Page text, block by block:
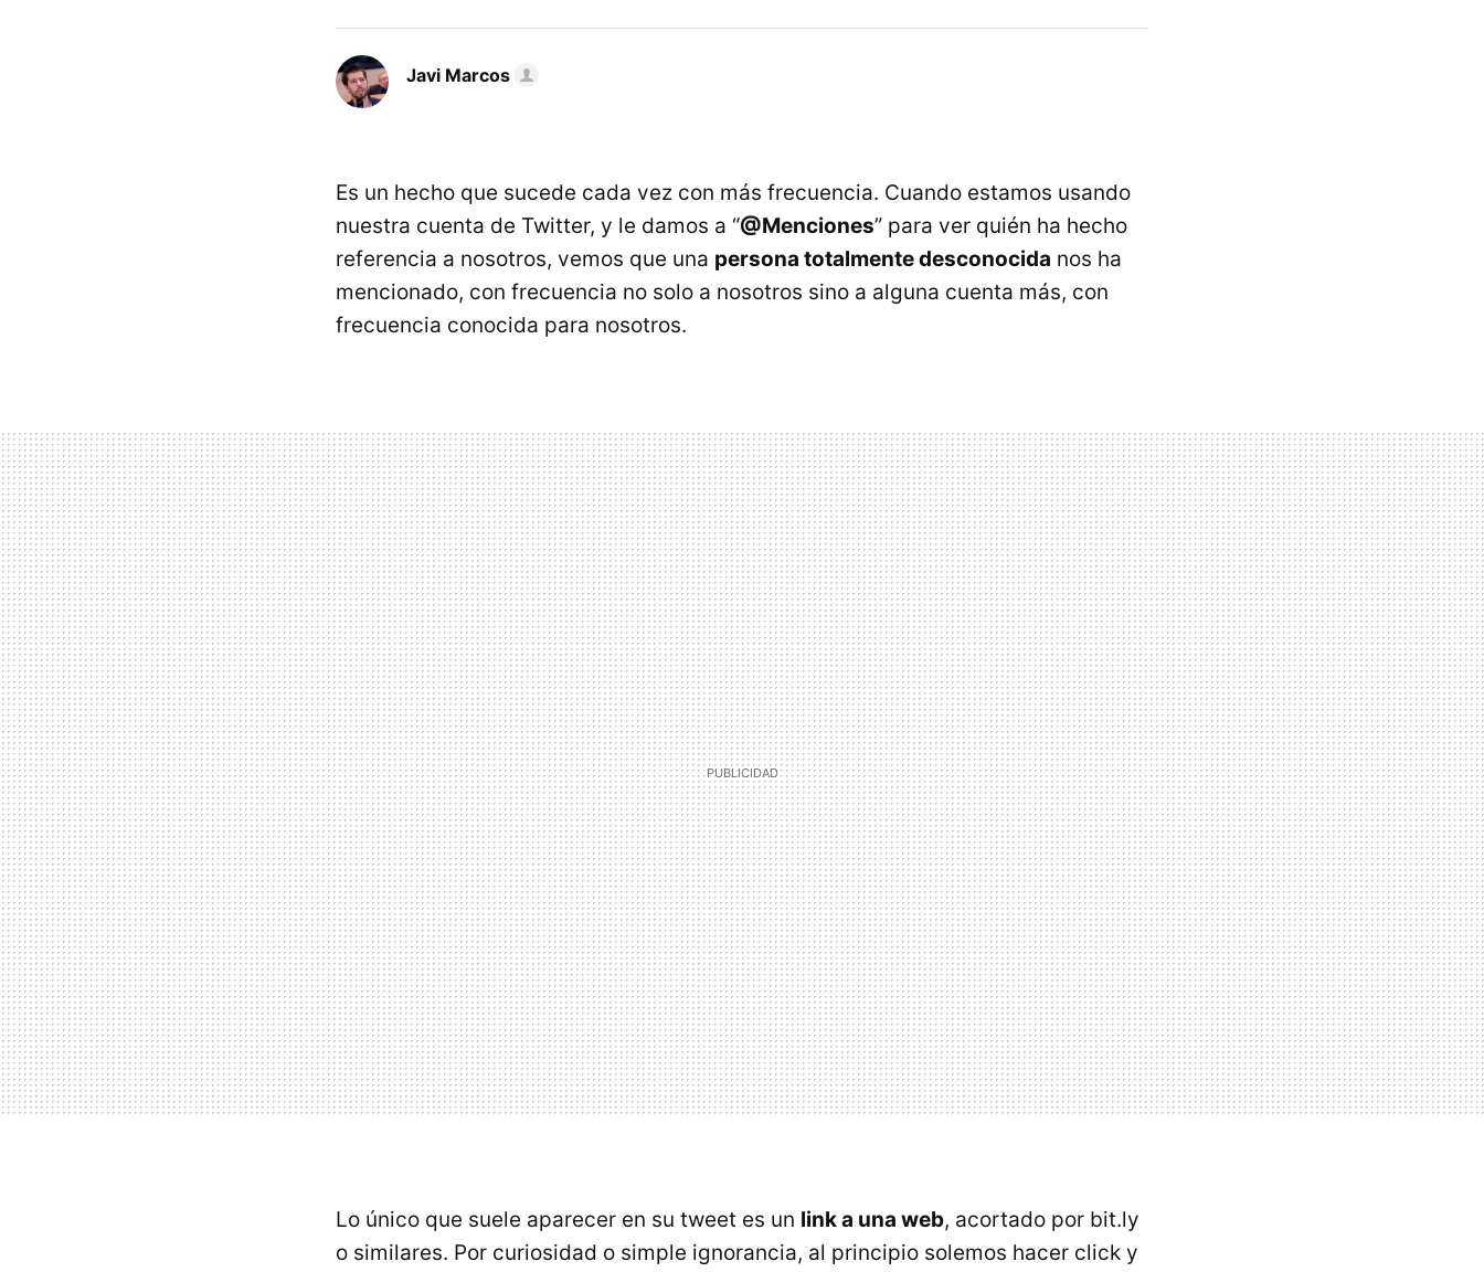
Javi Marcos
Es un hecho que sucede cada vez con más frecuencia. Cuando estamos usando
nuestra cuenta de Twitter, y le damos a “@Menciones” para ver quién ha hecho
referencia a nosotros, vemos que una persona totalmente desconocida nos ha
mencionado, con frecuencia no solo a nosotros sino a alguna cuenta más, con
frecuencia conocida para nosotros.
Lo único que suele aparecer en su tweet es un link a una web, acortado por bit.ly
o similares. Por curiosidad o simple ignorancia, al principio solemos hacer click y